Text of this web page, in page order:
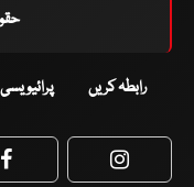
رابطہ کریں
Facebook